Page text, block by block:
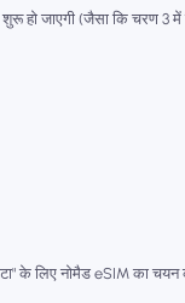
हो जाएगी (जैसा कि चरण 3 में
के लिए नोमैड eSIM का चयन